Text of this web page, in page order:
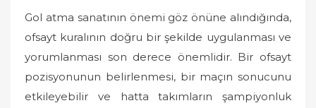
Gol atma sanatının önemi göz önüne alındığında,
ofsayt kuralının doğru bir şekilde uygulanması ve
yorumlanması son derece önemlidir. Bir ofsayt
pozisyonunun belirlenmesi, bir maçın sonucunu
etkileyebilir ve hatta takımların şampiyonluk